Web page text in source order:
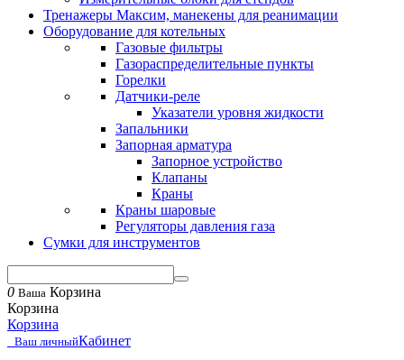
Тренажеры Максим, манекены для реанимации
Оборудование для котельных
Газовые фильтры
Газораспределительные пункты
Горелки
Датчики-реле
Указатели уровня жидкости
Запальники
Запорная арматура
Запорное устройство
Клапаны
Краны
Краны шаровые
Регуляторы давления газа
Сумки для инструментов
0 Ваша Корзина
Корзина
Корзина
Ваш личныйКабинет